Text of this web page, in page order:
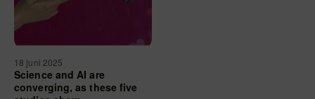
18 juni 2025
Science and AI are
converging, as these five